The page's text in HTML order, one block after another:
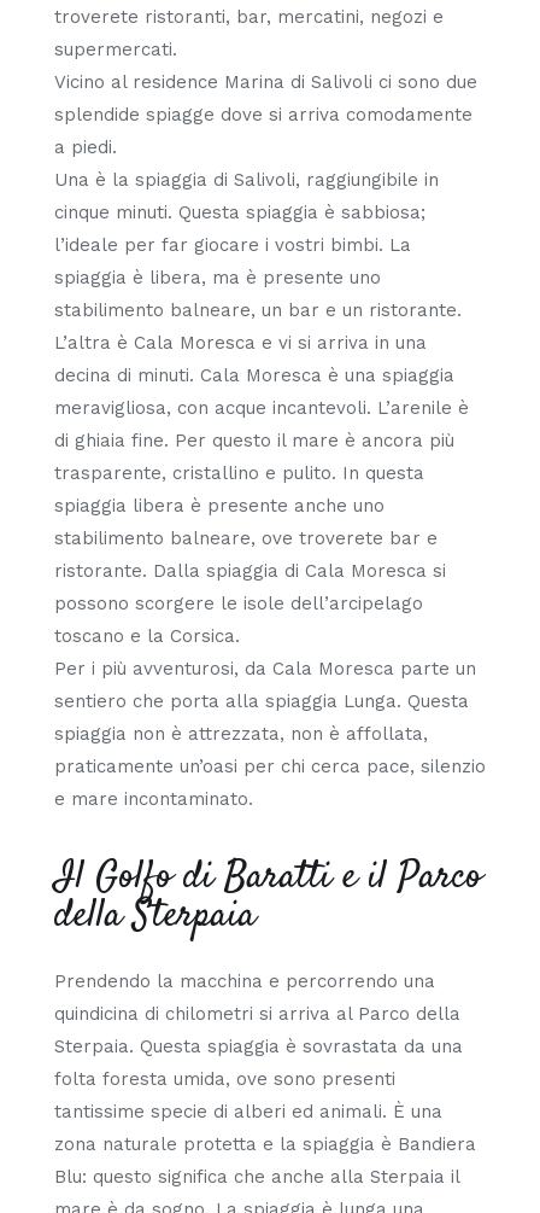
troverete ristoranti, bar, mercatini, negozi e
supermercati.
Vicino al residence Marina di Salivoli ci sono due
splendide spiagge dove si arriva comodamente
a piedi.
Una è la spiaggia di Salivoli, raggiungibile in
cinque minuti. Questa spiaggia è sabbiosa;
l’ideale per far giocare i vostri bimbi. La
spiaggia è libera, ma è presente uno
stabilimento balneare, un bar e un ristorante.
L’altra è Cala Moresca e vi si arriva in una
decina di minuti. Cala Moresca è una spiaggia
meravigliosa, con acque incantevoli. L’arenile è
di ghiaia fine. Per questo il mare è ancora più
trasparente, cristallino e pulito. In questa
spiaggia libera è presente anche uno
stabilimento balneare, ove troverete bar e
ristorante. Dalla spiaggia di Cala Moresca si
possono scorgere le isole dell’arcipelago
toscano e la Corsica.
Per i più avventurosi, da Cala Moresca parte un
sentiero che porta alla spiaggia Lunga. Questa
spiaggia non è attrezzata, non è affollata,
praticamente un’oasi per chi cerca pace, silenzio
e mare incontaminato.
Il Golfo di Baratti e il Parco
della Sterpaia
Prendendo la macchina e percorrendo una
quindicina di chilometri si arriva al Parco della
Sterpaia. Questa spiaggia è sovrastata da una
folta foresta umida, ove sono presenti
tantissime specie di alberi ed animali. È una
zona naturale protetta e la spiaggia è Bandiera
Blu: questo significa che anche alla Sterpaia il